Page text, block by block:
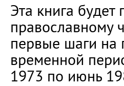
Эта книга
православному
первые шаги на
временной
1973 по июнь